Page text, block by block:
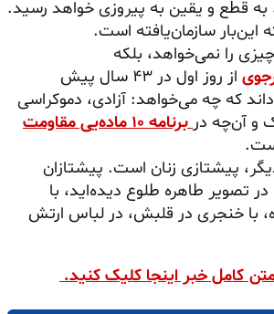
کرد، به قطع و یقین به پیروزی خواهد رسید.
سازمان‌یافته است.
را نمی‌خواهد، بلکه
از روز اول در ۴۳ سال پیش
که چه می‌خواهد: آزادی، دموکراسی
و آن‌چه در
برنامه ۱۰ ماده‌یی مقاومت
پیشتازی زنان است. پیشتازان
در تصویر طاهره طلوع دیده‌اید، با
با خنجری در قلبش، در لباس ارتش
کامل خبر اینجا کلیک کنید.